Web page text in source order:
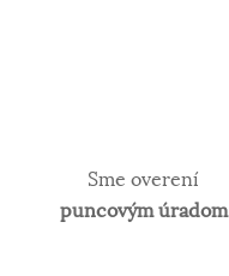
Sme overení
puncovým úradom